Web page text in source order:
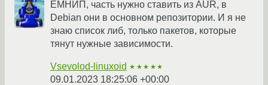
ЕМНИП, часть нужно ставить из AUR, в
Debian они в основном репозитории. И я не
знаю список либ, только пакетов, которые
тянут нужные зависимости.
Vsevolod-linuxoid ★★★★★
09.01.2023 18:25:06 +00:00